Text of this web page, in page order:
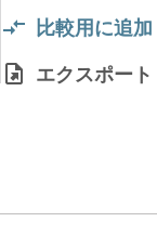
比較用に追加
エクスポート